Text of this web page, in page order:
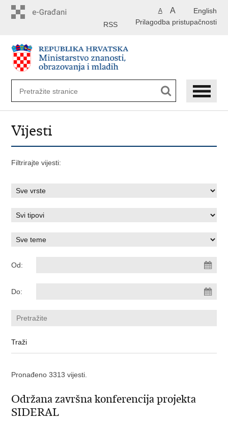
English
A A
Prilagodba pristupačnosti
RSS
Vijesti
Filtrirajte vijesti:
Od:
Do:
Pronađeno 3313 vijesti.
Održana završna konferencija projekta
SIDERAL